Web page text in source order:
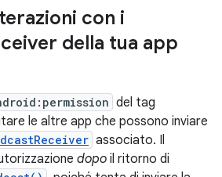
con i
della tua app
del tag
le altre app che possono inviare
associato. Il
dopo il ritorno di